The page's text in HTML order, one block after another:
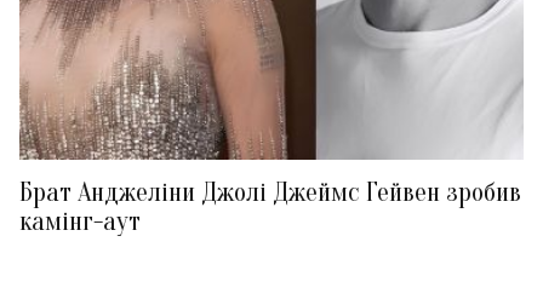
Брат Анджеліни Джолі Джеймс Гейвен зробив
камінг-аут